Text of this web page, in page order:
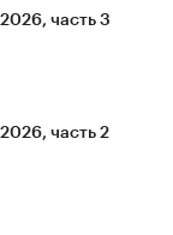
часть 3
часть 2